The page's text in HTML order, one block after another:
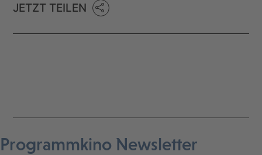
JETZT TEILEN
Programmkino Newsletter